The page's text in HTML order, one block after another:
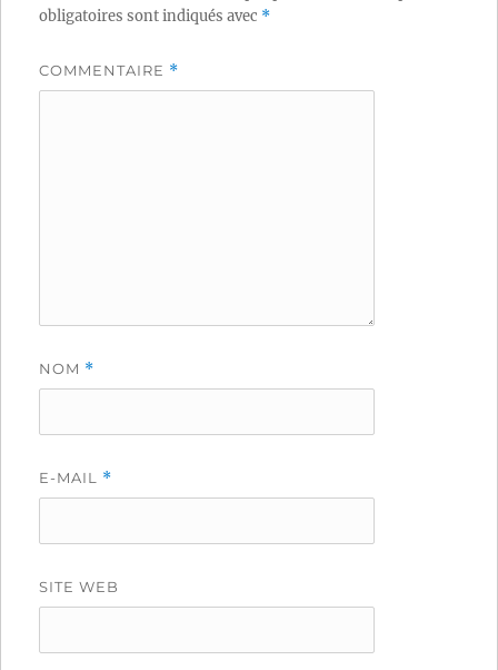
obligatoires sont indiqués avec *
COMMENTAIRE *
NOM *
E-MAIL *
SITE WEB